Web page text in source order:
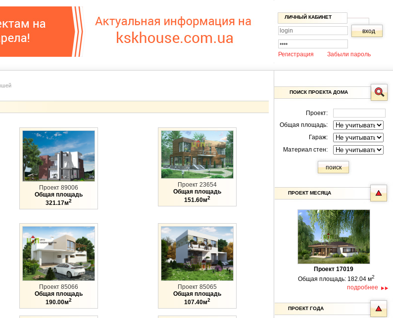
ЛИЧНЫЙ КАБИНЕТ
Регистрация Забыли пароль
Проект 89006
Общая площадь
321.17м2
Проект 23654
Общая площадь
151.60м2
Проект 85066
Общая площадь
190.00м2
Проект 85065
Общая площадь
107.40м2
ПОИСК ПРОЕКТА ДОМА
Проект:
Общая площадь:
Гараж:
Материал стен:
ПРОЕКТ МЕСЯЦА
Проект 17019
Общая площадь: 182.04 м2
подробнее
ПРОЕКТ ГОДА